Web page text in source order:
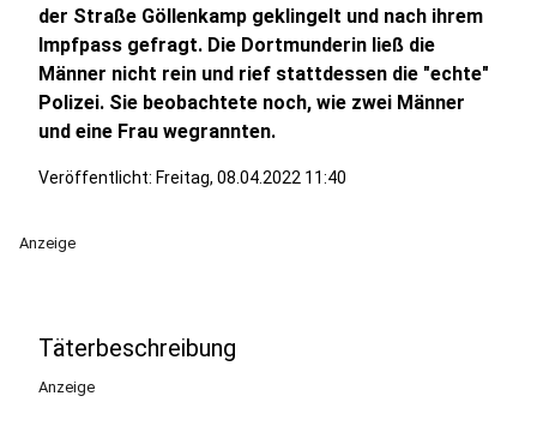
der Straße Göllenkamp geklingelt und nach ihrem
Impfpass gefragt. Die Dortmunderin ließ die
Männer nicht rein und rief stattdessen die "echte"
Polizei. Sie beobachtete noch, wie zwei Männer
und eine Frau wegrannten.
Veröffentlicht: Freitag, 08.04.2022 11:40
Anzeige
Täterbeschreibung
Anzeige